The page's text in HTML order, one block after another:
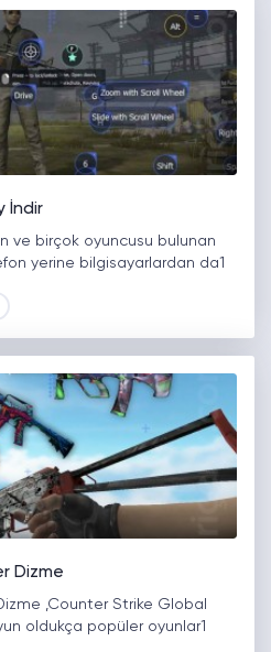
İndir
ve birçok oyuncusu bulunan
yerine bilgisayarlardan da1
Dizme
,Counter Strike Global
oldukça popüler oyunlar1